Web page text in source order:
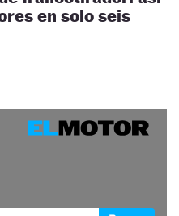
en solo seis